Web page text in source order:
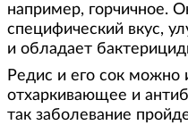
например, горчичное.
специфический вкус,
и обладает
Редис и его сок можно
отхаркивающее и
так заболевание